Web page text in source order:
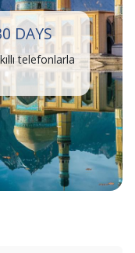
DAYS
telefonlarla